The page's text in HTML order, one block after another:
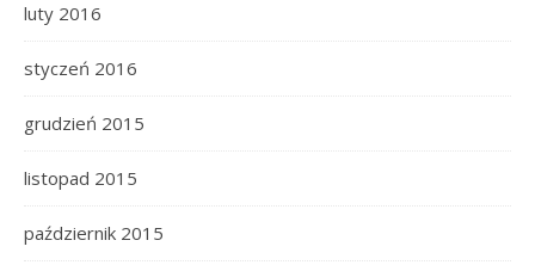
luty 2016
styczeń 2016
grudzień 2015
listopad 2015
październik 2015